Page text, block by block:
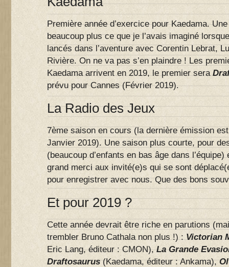
Première année d’exercice pour Kaedama.
beaucoup plus ce que je l’avais imaginé
lancés dans l’aventure avec Corentin Lebrat,
Rivière. On ne va pas s’en plaindre ! Les
Kaedama arrivent en 2019, le premier sera
prévu pour Cannes (Février 2019).
La Radio des Jeux
7ème saison en cours (la dernière émission
Janvier 2019). Une saison plus courte, pour
(beaucoup d’enfants en bas âge dans
grand merci aux invité(e)s qui se sont
pour enregistrer avec nous. Que des bons
Et pour 2019 ?
Cette année devrait être riche en parutions
trembler Bruno Cathala non plus !) : Victorian
Eric Lang, éditeur : CMON),La Grande
Draftosaurus(Kaedama, éditeur : Ankama),